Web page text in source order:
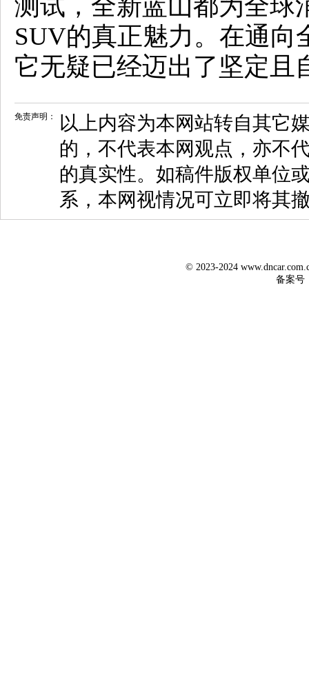
测试，全新蓝山都为全球
SUV的真正魅力。在通向
它无疑已经迈出了坚定且
免责声明：
以上内容为本网站转自其它
的，不代表本网观点，亦不
的真实性。如稿件版权单位
系，本网视情况可立即将其
© 2023-2024
备案号